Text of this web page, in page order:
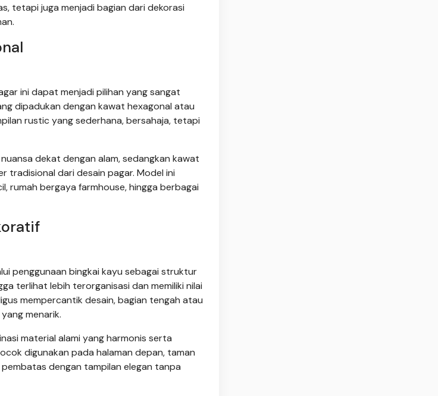
tetapi juga menjadi bagian dari dekorasi
ini dapat menjadi pilihan yang sangat
dipadukan dengan kawat hexagonal atau
rustic yang sederhana, bersahaja, tetapi
dekat dengan alam, sedangkan kawat
tradisional dari desain pagar. Model ini
rumah bergaya farmhouse, hingga berbagai
penggunaan bingkai kayu sebagai struktur
terlihat lebih terorganisasi dan memiliki nilai
mempercantik desain, bagian tengah atau
menarik.
material alami yang harmonis serta
digunakan pada halaman depan, taman
dengan tampilan elegan tanpa